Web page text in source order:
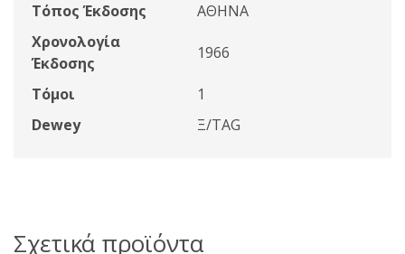
Τόπος Έκδοσης
ΑΘΗΝΑ
Χρονολογία
Έκδοσης
1966
Τόμοι
1
Dewey
Ξ/TAG
Σχετικά προϊόντα